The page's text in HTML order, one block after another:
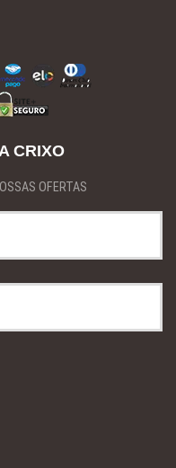
CRIXO
OFERTAS